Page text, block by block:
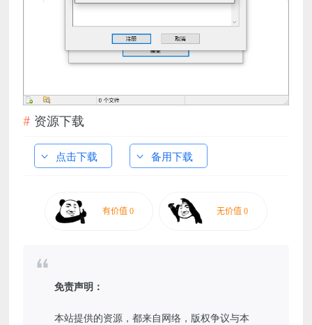
资源下载
点击下载 备用下载
免责声明：
本站提供的资源，都来自网络，版权争议与本